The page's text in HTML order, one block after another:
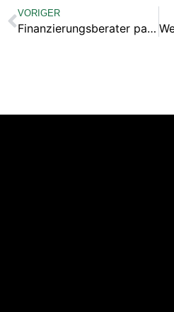
VORIGER
Finanzierungsberater packt aus! 7 FRAGEN